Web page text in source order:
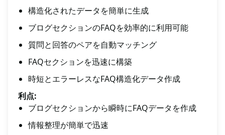
構造化されたデータを簡単に生成
ブログセクションのFAQを効率的に利用可能
質問と回答のペアを自動マッチング
FAQセクションを迅速に構築
時短とエラーレスなFAQ構造化データ作成
利点:
ブログセクションから瞬時にFAQデータを作成
情報整理が簡単で迅速